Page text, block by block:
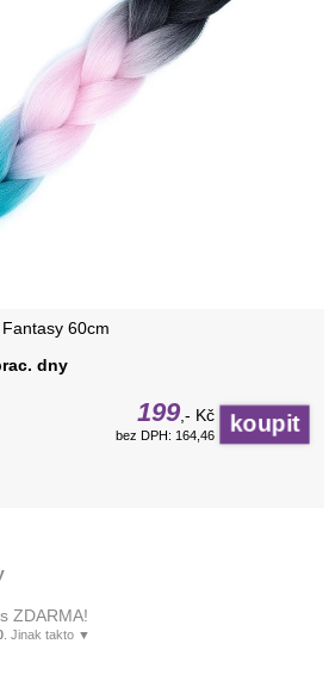
60cm
dny
199,- Kč
bez DPH: 164,46
ZDARMA!
. Jinak takto ▼